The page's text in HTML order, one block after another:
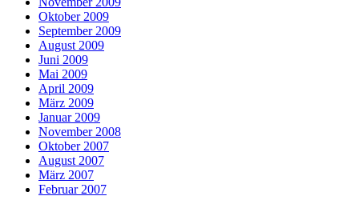
Oktober 2009
September 2009
August 2009
Juni 2009
Mai 2009
April 2009
März 2009
Januar 2009
November 2008
Oktober 2007
August 2007
März 2007
Februar 2007